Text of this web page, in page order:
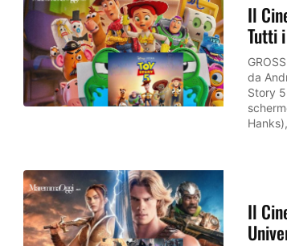
Il
Tutti
da
Story
Il